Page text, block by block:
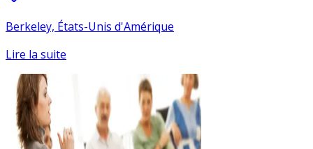
Berkeley, États-Unis d'Amérique
Lire la suite